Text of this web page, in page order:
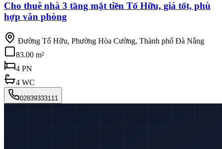
Cho thuê nhà 3 tầng mặt tiền Tố Hữu, giá tốt, phù
hợp văn phòng
Đường Tố Hữu, Phường Hòa Cường, Thành phố Đà Nẵng
83.00 m²
4 PN
4 WC
02839333111